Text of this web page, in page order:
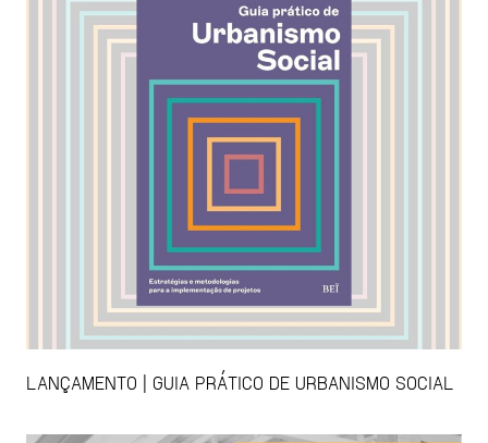
LANÇAMENTO | GUIA PRÁTICO DE URBANISMO SOCIAL